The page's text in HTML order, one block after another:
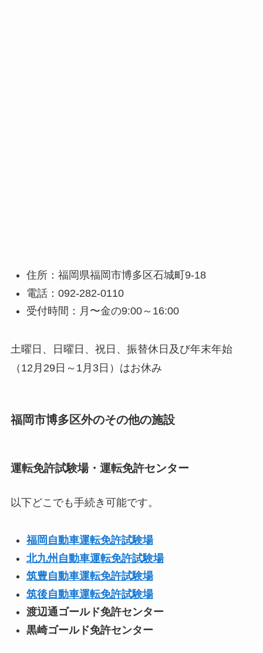
住所：福岡県福岡市博多区石城町9-18
電話：092-282-0110
受付時間：月〜金の9:00～16:00
土曜日、日曜日、祝日、振替休日及び年末年始
（12月29日～1月3日）はお休み
福岡市博多区外のその他の施設
運転免許試験場・運転免許センター
以下どこでも手続き可能です。
福岡自動車運転免許試験場
北九州自動車運転免許試験場
筑豊自動車運転免許試験場
筑後自動車運転免許試験場
渡辺通ゴールド免許センター
黒崎ゴールド免許センター